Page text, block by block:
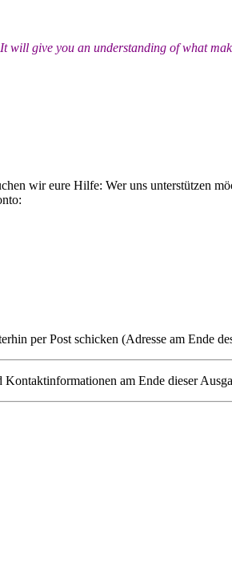
will give you an understanding of what
wir eure Hilfe: Wer uns unterstützen
per Post schicken (Adresse am Ende
am Ende dieser